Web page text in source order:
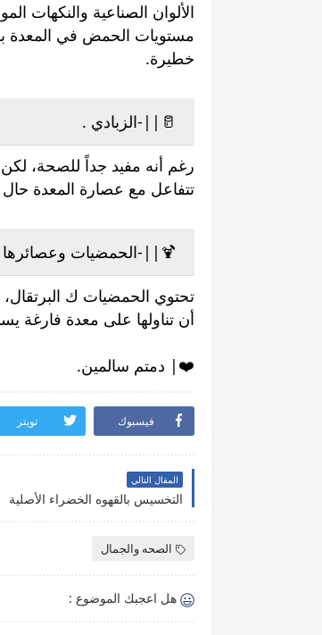
الألوان الصناعية والنكهات
مستويات الحمض في المعدة
خطيرة.
🥛||-الزبادي .
رغم أنه مفيد جداً للصحة،
تتفاعل مع عصارة المعدة
🍹||-الحمضيات
تحتوي الحمضيات ك
أن تناولها على معدة فارغة
❤️| دمتم سالمين.
فيسبوك تويتر
المقال التالي
التخسيس بالقهوه الخضراء الأصلية
الصحه والجمال
هل اعجبك الموضوع :